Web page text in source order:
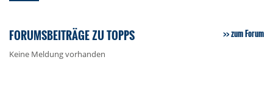
FORUMSBEITRÄGE ZU TOPPS zum Forum
Keine Meldung vorhanden